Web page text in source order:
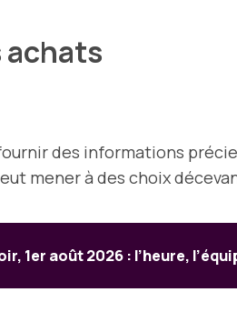
achats
des informations
mener à des choix
1er août 2026 : l’heure,